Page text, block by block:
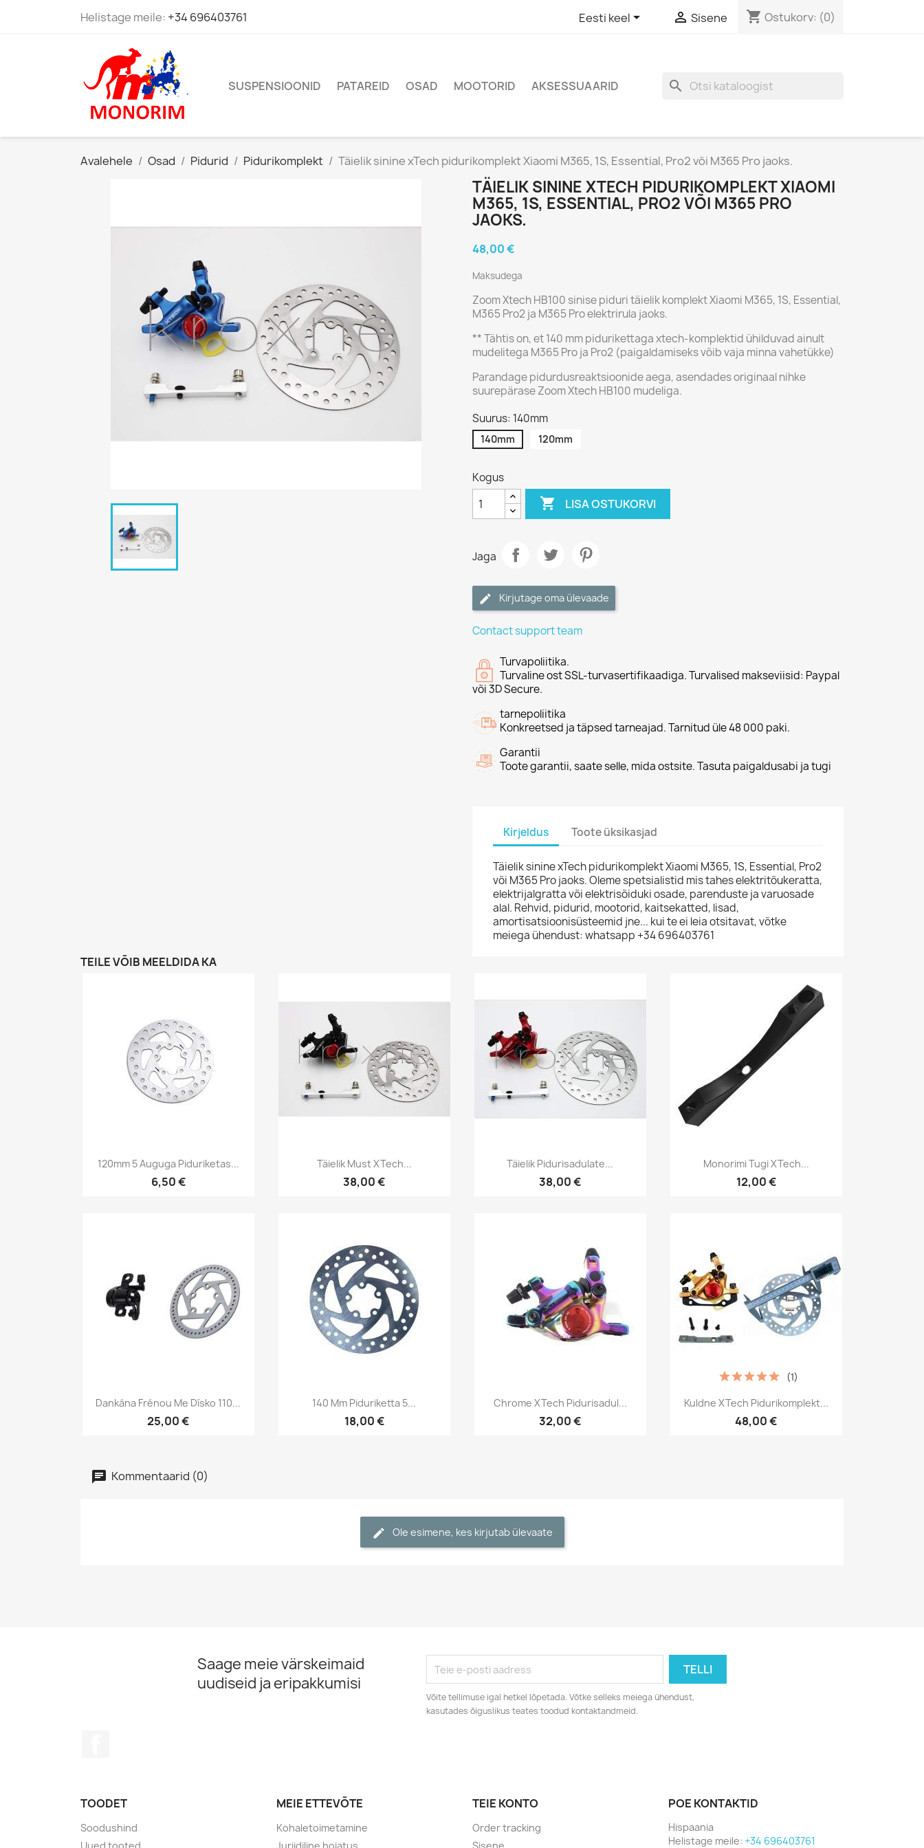
Helistage meile: +34 696403761 Eesti keel  Sisene shopping_cart Ostukorv: (0)
SUSPENSIOONID PATAREID OSAD MOOTORID AKSESSUAARID search
Avalehele Osad Pidurid Pidurikomplekt Täielik sinine xTech pidurikomplekt Xiaomi M365, 1S, Essential, Pro2 või M365 Pro jaoks.
TÄIELIK SININE XTECH PIDURIKOMPLEKT XIAOMI
M365, 1S, ESSENTIAL, PRO2 VÕI M365 PRO
JAOKS.
48,00 €
Maksudega
Zoom Xtech HB100 sinise piduri täielik komplekt Xiaomi M365, 1S, Essential,
M365 Pro2 ja M365 Pro elektrirula jaoks.
** Tähtis on, et 140 mm pidurikettaga xtech-komplektid ühilduvad ainult
mudelitega M365 Pro ja Pro2 (paigaldamiseks võib vaja minna vahetükke)
Parandage pidurdusreaktsioonide aega, asendades originaal nihke
suurepärase Zoom Xtech HB100 mudeliga.
Suurus: 140mm
140mm 120mm
Kogus
 LISA OSTUKORVI
Jaga
Kirjutage oma ülevaade
Contact support team
Turvapoliitika.
Turvaline ost SSL-turvasertifikaadiga. Turvalised makseviisid: Paypal
või 3D Secure.
tarnepoliitika
Konkreetsed ja täpsed tarneajad. Tarnitud üle 48 000 paki.
Garantii
Toote garantii, saate selle, mida ostsite. Tasuta paigaldusabi ja tugi
Kirjeldus Toote üksikasjad
Täielik sinine xTech pidurikomplekt Xiaomi M365, 1S, Essential, Pro2
või M365 Pro jaoks. Oleme spetsialistid mis tahes elektritõukeratta,
elektrijalgratta või elektrisõiduki osade, parenduste ja varuosade
alal. Rehvid, pidurid, mootorid, kaitsekatted, lisad,
amortisatsioonisüsteemid jne... kui te ei leia otsitavat, võtke
meiega ühendust: whatsapp +34 696403761
TEILE VÕIB MEELDIDA KA
Kiirvaade
120mm 5 Auguga Piduriketas...
6,50 €
Kiirvaade
Täielik Must XTech...
38,00 €
Kiirvaade
Täielik Pidurisadulate...
38,00 €
Kiirvaade
Monorimi Tugi XTech...
12,00 €
Kiirvaade
Dankána Frénou Me Dísko 110...
25,00 €
Kiirvaade
140 Mm Piduriketta 5...
18,00 €
Kiirvaade
Chrome XTech Pidurisadul...
32,00 €
Kiirvaade
Kuldne XTech Pidurikomplekt...
48,00 €
(1)
Kommentaarid (0)
Ole esimene, kes kirjutab ülevaate
Saage meie värskeimaid
uudiseid ja eripakkumisi
Võite tellimuse igal hetkel lõpetada. Võtke selleks meiega ühendust,
kasutades õiguslikus teates toodud kontaktandmeid.
TOODET
Soodushind
MEIE ETTEVÕTE
Kohaletoimetamine
TEIE KONTO
Order tracking
POE KONTAKTID
Hispaania
Helistage meile: +34 696403761